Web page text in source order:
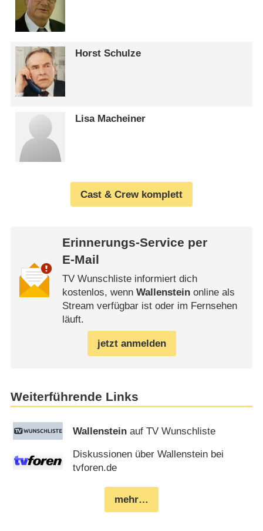
Horst Schulze
Lisa Macheiner
Cast & Crew komplett
Erinnerungs-Service per
E-Mail
TV Wunschliste informiert dich
kostenlos, wenn Wallensteinonline als
Stream verfügbar ist oder im Fernsehen
läuft.
jetzt anmelden
Weiterführende Links
Wallenstein auf TV Wunschliste
Diskussionen über Wallenstein bei
tvforen.de
mehr…